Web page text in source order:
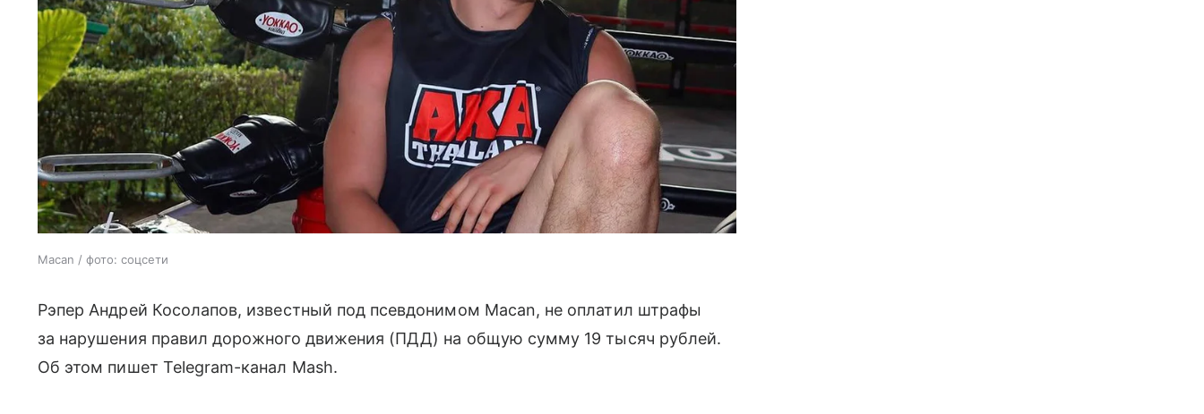
Macan / фото: соцсети
Рэпер Андрей Косолапов, известный под псевдонимом Macan, не оплатил штрафы
за нарушения правил дорожного движения (ПДД) на общую сумму 19 тысяч рублей.
Об этом пишет Telegram-канал Mash.